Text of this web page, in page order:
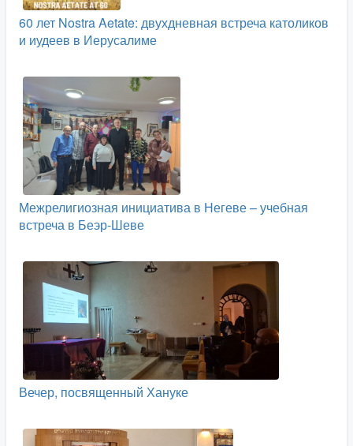
60 лет Nostra Aetate: двухдневная встреча католиков
и иудеев в Иерусалиме
Межрелигиозная инициатива в Негеве – учебная
встреча в Беэр-Шеве
Вечер, посвященный Хануке